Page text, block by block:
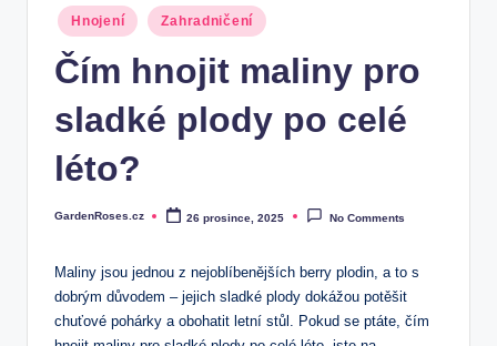
Posted
in
Hnojení Zahradničení
Čím hnojit maliny pro
sladké plody po celé
léto?
Posted
GardenRoses.cz 26 prosince, 2025 No Comments
Maliny jsou jednou z nejoblíbenějších berry plodin, a to s
dobrým důvodem – jejich sladké plody dokážou potěšit
chuťové pohárky a obohatit letní stůl. Pokud se ptáte, čím